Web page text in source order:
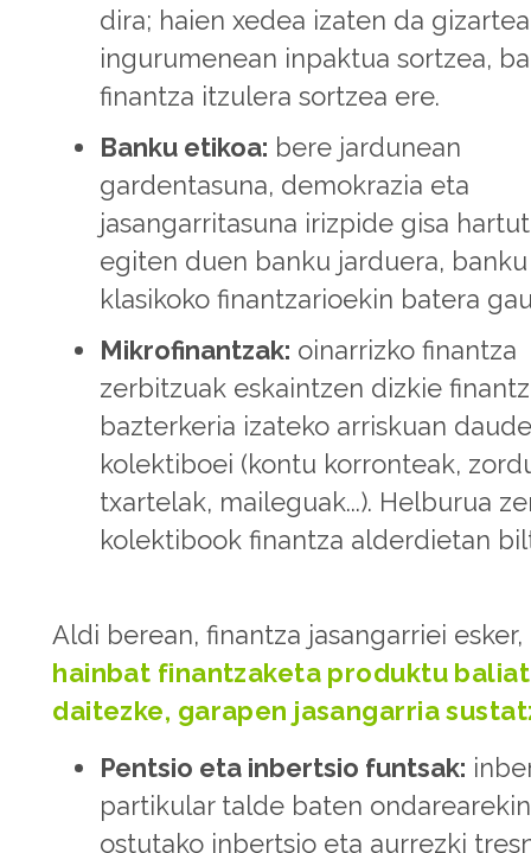
dira; haien xedea izaten da
ingurumenean inpaktua sortzea,
finantza itzulera sortzea ere.
Banku etikoa: bere jardunean
gardentasuna, demokrazia eta
jasangarritasuna irizpide gisa
egiten duen banku jarduera, banku
klasikoko finantzarioekin batera
Mikrofinantzak: oinarrizko finantza
zerbitzuak eskaintzen dizkie
bazterkeria izateko arriskuan
kolektiboei (kontu korronteak,
txartelak, maileguak...). Helburua
kolektibook finantza alderdietan
Aldi berean, finantza jasangarriei esker,
hainbat finantzaketa produktu
daitezke, garapen jasangarria
Pentsio eta inbertsio funtsak:
partikular talde baten ondarearekin
ostutako inbertsio eta aurrezki